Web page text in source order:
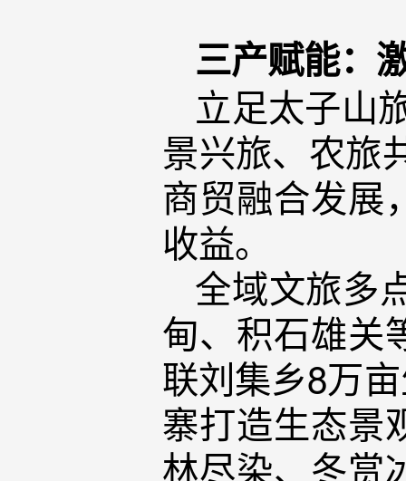
三产赋能：
立足太子山
景兴旅、农旅
商贸融合发展
收益。
全域文旅多
甸、积石雄关
联刘集乡8万
寨打造生态景
林尽染、冬赏